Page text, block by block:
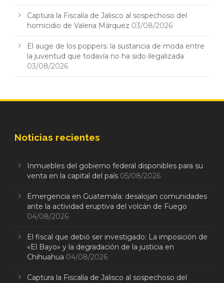
Captura la Fiscalía de Jalisco al sospechoso del
homicidio de Valeria Márquez 03/08/2026
El auge de los poppers: la sustancia de moda entre
la juventud que todavía no ha sido ilegalizada
03/08/2026
Noticias recientes
Inmuebles del gobierno federal disponibles para su
venta en la capital del país 05/08/2026
Emergencia en Guatemala: desalojan comunidades
ante la actividad eruptiva del volcán de Fuego
04/08/2026
El fiscal que debió ser investigado: La imposición de
«El Bayo» y la degradación de la justicia en
Chihuahua 04/08/2026
Captura la Fiscalía de Jalisco al sospechoso del